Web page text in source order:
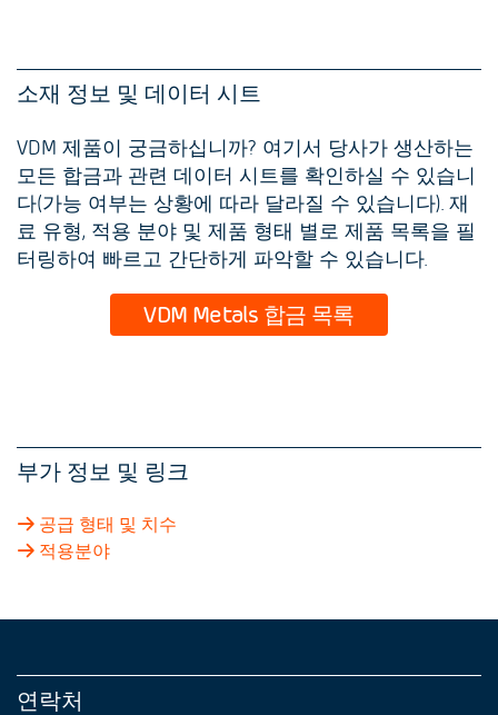
소재 정보 및 데이터 시트
VDM 제품이 궁금하십니까? 여기서 당사가 생산하는
모든 합금과 관련 데이터 시트를 확인하실 수 있습니
다(가능 여부는 상황에 따라 달라질 수 있습니다). 재
료 유형, 적용 분야 및 제품 형태 별로 제품 목록을 필
터링하여 빠르고 간단하게 파악할 수 있습니다.
VDM Metals 합금 목록
부가 정보 및 링크
공급 형태 및 치수
적용분야
연락처